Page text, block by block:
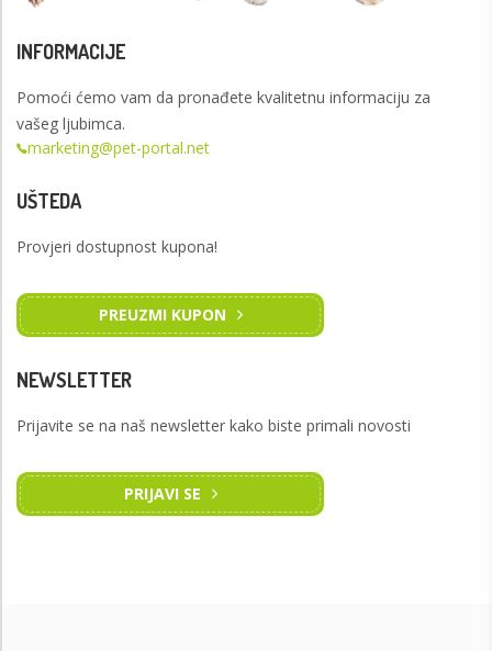
INFORMACIJE
Pomoći ćemo vam da pronađete kvalitetnu informaciju za
vašeg ljubimca.
marketing@pet-portal.net
UŠTEDA
Provjeri dostupnost kupona!
PREUZMI KUPON
NEWSLETTER
Prijavite se na naš newsletter kako biste primali novosti
PRIJAVI SE